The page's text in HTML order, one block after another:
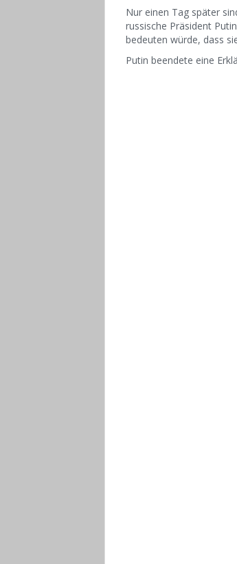
Nur einen Tag später
russische Präsident
bedeuten würde, dass
Putin beendete eine